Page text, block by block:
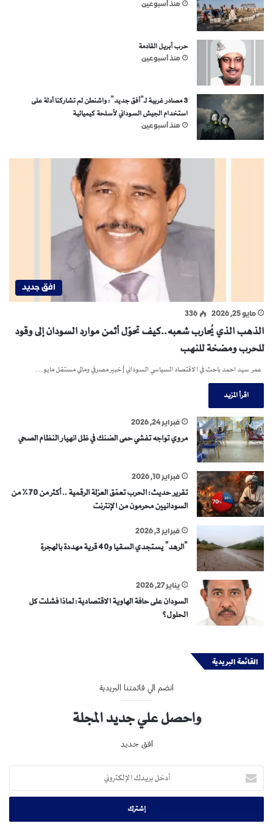
منذ أسبوعين
حرب أبريل القادمة
منذ أسبوعين
3 مصادر غربية لـ”أفق جديد”: واشنطن لم تشاركنا أدلة على
استخدام الجيش السوداني لأسلحة كيميائية
منذ أسبوعين
افق جديد
مايو 25, 2026 336
الذهب الذي يُحارب شعبه..كيف تحوّل أثمن موارد السودان إلى وقود
للحرب ومضخة للنهب
عمر سيد احمد باحث في الاقتصاد السياسي السوداني | خبير مصرفي ومالي مستقل مايو…
اقرأ المزيد
فبراير 24, 2026
مروي تواجه تفشي حمى الضنك في ظل انهيار النظام الصحي
فبراير 10, 2026
تقرير حديث: الحرب تعمّق العزلة الرقمية .. أكثر من 70% من
السودانيين محرمون من الإنترنت
فبراير 3, 2026
“الرهد” يستجدي السقيا و40 قرية مهددة بالهجرة
يناير 27, 2026
السودان على حافة الهاوية الاقتصادية: لماذا فشلت كل
الحلول؟
القائمة البريدية
انضم الي قائمتنا البريدية
واحصل علي جديد المجلة
افق جديد
بريدك
الإلكتروني